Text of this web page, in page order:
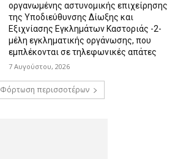
οργανωμένης αστυνομικής επιχείρησης
της Υποδιεύθυνσης Δίωξης και
Εξιχνίασης Εγκλημάτων Καστοριάς -2-
μέλη εγκληματικής οργάνωσης, που
εμπλέκονται σε τηλεφωνικές απάτες
7 Αυγούστου, 2026
Φόρτωση περισσοτέρων